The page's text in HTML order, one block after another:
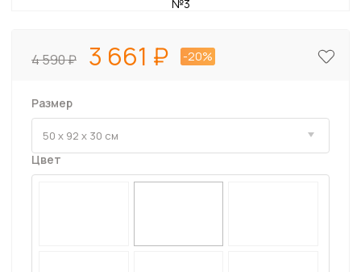
4 590 3 661 -20%
Размер
Цвет